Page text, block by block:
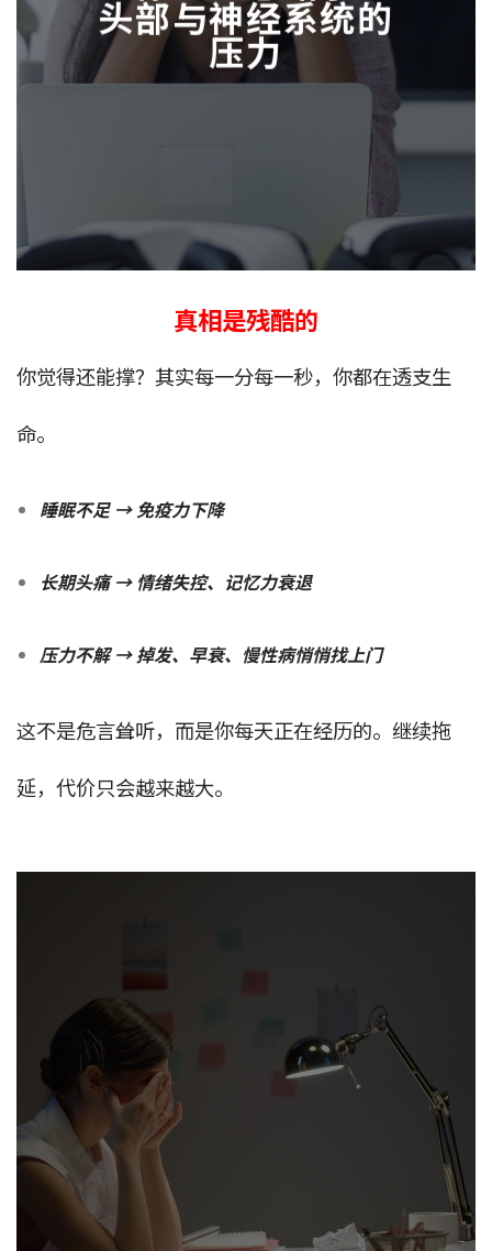
头部与神经系统的
压力
真相是残酷的
你觉得还能撑？其实每一分每一秒，你都在透支生
命。
睡眠不足 → 免疫力下降
长期头痛 → 情绪失控、记忆力衰退
压力不解 → 掉发、早衰、慢性病悄悄找上门
这不是危言耸听，而是你每天正在经历的。 继续拖
延，代价只会越来越大。